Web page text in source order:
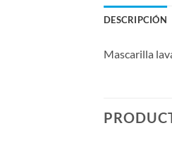
DESCRIPCIÓN
Mascarilla